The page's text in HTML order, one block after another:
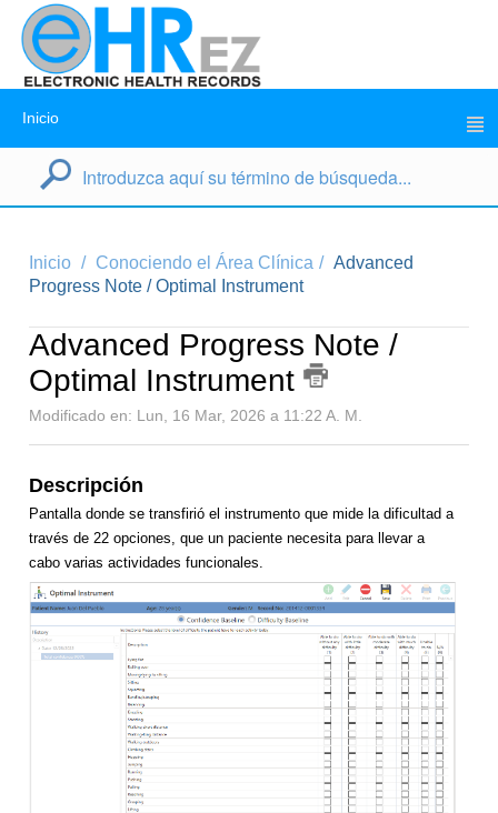
Inicio
Inicio Conociendo el Área Clínica
Advanced
Progress Note / Optimal Instrument
Advanced Progress Note /
Optimal Instrument
Modificado en: Lun, 16 Mar, 2026 a 11:22 A. M.
Descripción
Pantalla donde se transfirió el instrumento que mide la dificultad a
través de 22 opciones, que un paciente necesita para llevar a
cabo varias actividades funcionales.